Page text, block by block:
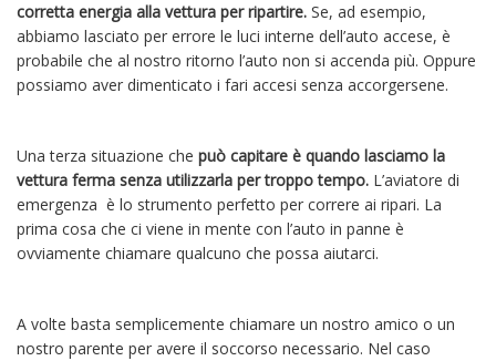
corretta energia alla vettura per ripartire. Se, ad esempio,
abbiamo lasciato per errore le luci interne dell’auto accese, è
probabile che al nostro ritorno l’auto non si accenda più. Oppure
possiamo aver dimenticato i fari accesi senza accorgersene.
Una terza situazione che può capitare è quando lasciamo la
vettura ferma senza utilizzarla per troppo tempo. L’aviatore di
emergenza è lo strumento perfetto per correre ai ripari. La
prima cosa che ci viene in mente con l’auto in panne è
ovviamente chiamare qualcuno che possa aiutarci.
A volte basta semplicemente chiamare un nostro amico o un
nostro parente per avere il soccorso necessario. Nel caso